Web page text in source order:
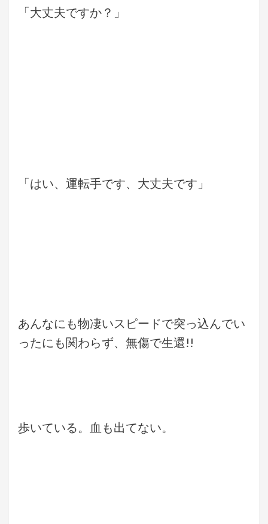
「大丈夫ですか？」
「はい、運転手です、大丈夫です」
あんなにも物凄いスピードで突っ込んでい
ったにも関わらず、無傷で生還!!
歩いている。血も出てない。